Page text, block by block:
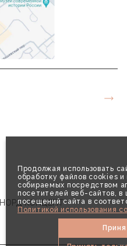
Продолжая использовать
обработку файлов cookies и
собираемых посредством
посетителей веб-сайтов, в
посещений сайта в
Политикой использования
НОРД КОНЦЕПТ